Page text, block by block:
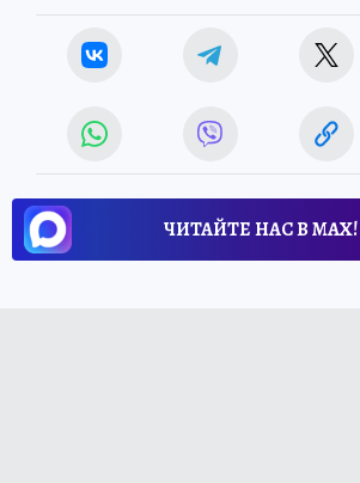
ЧИТАЙТЕ НАС В МАХ!